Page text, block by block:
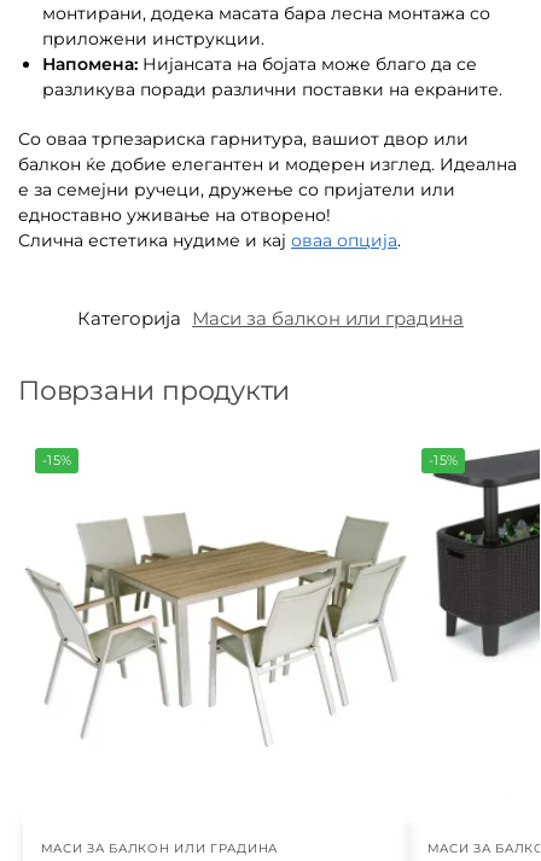
монтирани, додека масата бара лесна монтажа со
приложени инструкции.
Напомена: Нијансата на бојата може благо да се
разликува поради различни поставки на екраните.
Со оваа трпезариска гарнитура, вашиот двор или
балкон ќе добие елегантен и модерен изглед. Идеална
е за семејни ручеци, дружење со пријатели или
едноставно уживање на отворено!
Слична естетика нудиме и кај оваа опција.
Категорија Маси за балкон или градина
Поврзани продукти
-15%
МАСИ ЗА БАЛКОН ИЛИ ГРАДИНА
-15%
МАСИ ЗА